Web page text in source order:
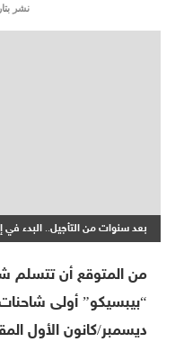
نشر
بعد سنوات من التأجيل.. البدء في
من المتوقع أن تتسلم
“بيبسيكو” أولى
ديسمبر/كانون الأول